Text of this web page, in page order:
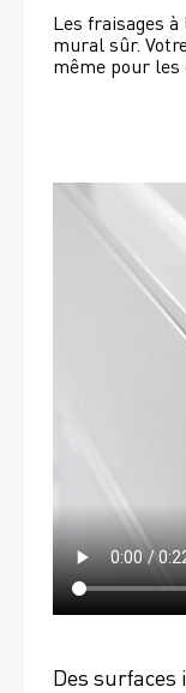
Les fraisages
mural sûr.
même pour
Des surfaces